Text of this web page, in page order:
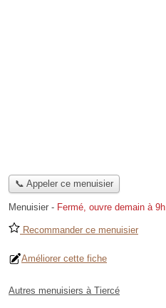
📞 Appeler ce menuisier
Menuisier - Fermé, ouvre demain à 9h
Recommander ce menuisier
Améliorer cette fiche
Autres menuisiers à Tiercé